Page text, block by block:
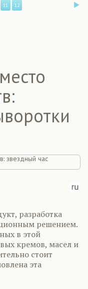
11 12
разработка
решением.
в этой
кремов, масел и
стоит
эта